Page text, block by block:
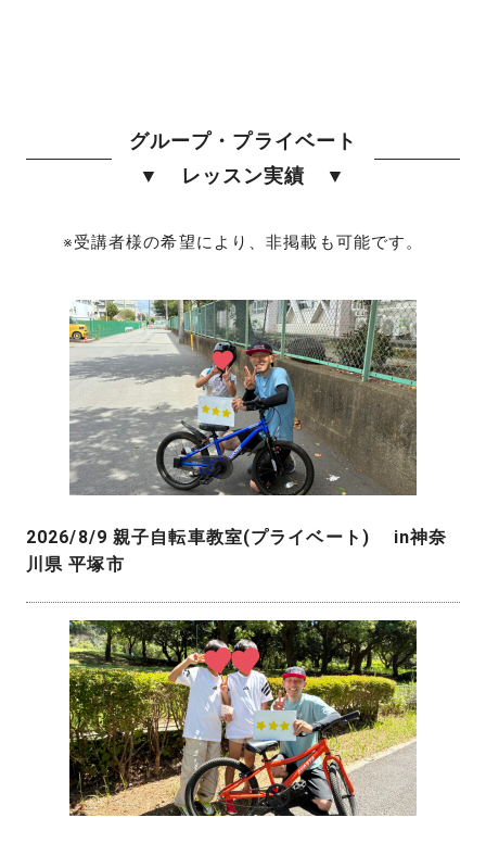
グループ・プライベート
▼ レッスン実績 ▼
※受講者様の希望により、非掲載も可能です。
2026/8/9 親子自転車教室(プライベート) in神奈
川県 平塚市